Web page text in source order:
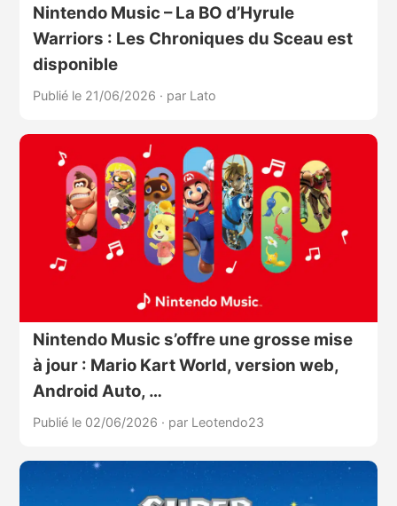
Nintendo Music – La BO d’Hyrule
Warriors : Les Chroniques du Sceau est
disponible
Publié le 21/06/2026 · par Lato
Nintendo Music s’offre une grosse mise
à jour : Mario Kart World, version web,
Android Auto, …
Publié le 02/06/2026 · par Leotendo23